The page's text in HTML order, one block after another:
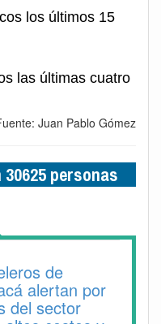
los últimos 15
las últimas cuatro
Juan Pablo Gómez
personas
de
alertan por
del sector